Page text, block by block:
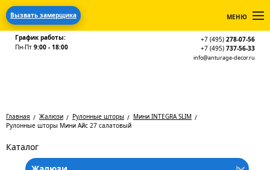
Вызвать замерщика МЕНЮ
График работы:
Пн-Пт 9:00 - 18:00
+7 (495) 278-07-56
+7 (495) 737-56-33
info@anturage-decor.ru
Главная Жалюзи Рулонные шторы
Мини INTEGRA SLIM
Рулонные шторы Мини Айс 27 салатовый
Каталог